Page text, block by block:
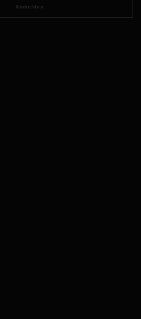
Anmelden